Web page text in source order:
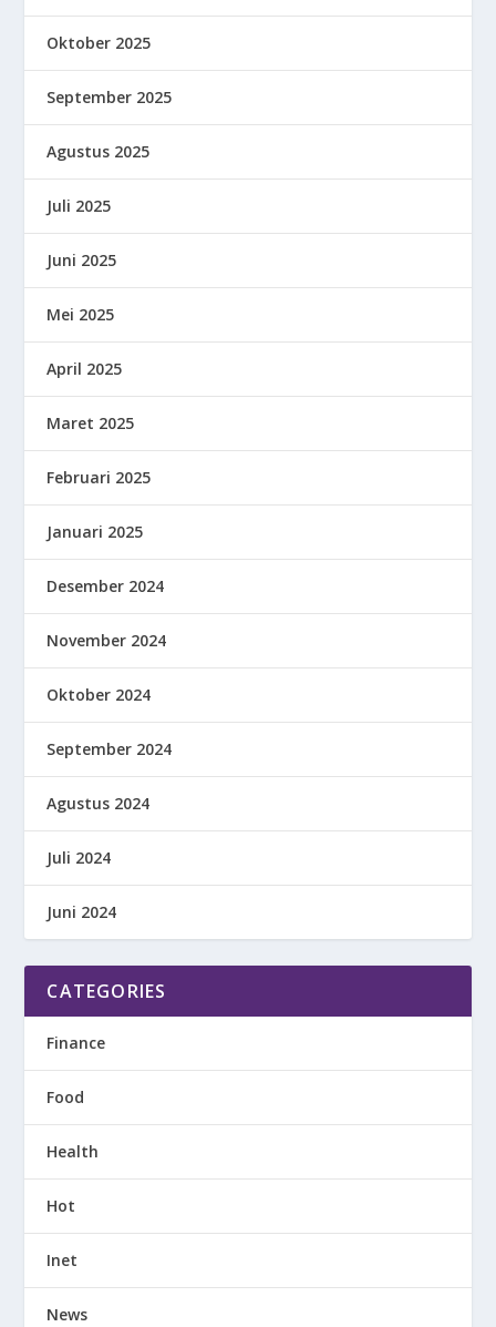
Oktober 2025
September 2025
Agustus 2025
Juli 2025
Juni 2025
Mei 2025
April 2025
Maret 2025
Februari 2025
Januari 2025
Desember 2024
November 2024
Oktober 2024
September 2024
Agustus 2024
Juli 2024
Juni 2024
CATEGORIES
Finance
Food
Health
Hot
Inet
News